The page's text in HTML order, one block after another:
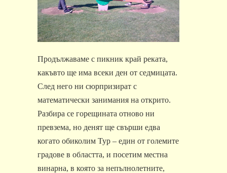
Продължаваме с пикник край реката,
какъвто ще има всеки ден от седмицата.
След него ни сюрпризират с
математически занимания на открито.
Разбира се горещината отново ни
превзема, но денят ще свърши едва
когато обиколим Тур – един от големите
градове в областта, и посетим местна
винарна, в която за непълнолетните,